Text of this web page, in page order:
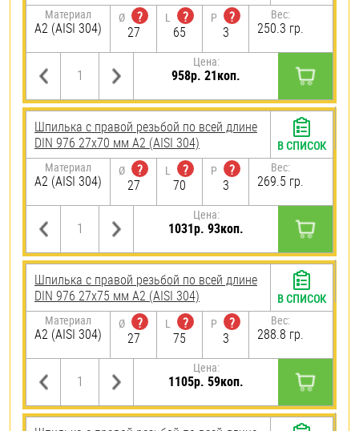
Материал
А2 (AISI 304)
Ø
?
27
L
?
65
P
?
3
Вес:
250.3 гр.
Цена:
958р. 21коп.
Шпилька с правой резьбой по всей длине
DIN 976 27х70 мм А2 (AISI 304)
Материал
А2 (AISI 304)
Ø
?
27
L
?
70
P
?
3
Вес:
269.5 гр.
Цена:
1031р. 93коп.
В СПИСОК
Шпилька с правой резьбой по всей длине
DIN 976 27х75 мм А2 (AISI 304)
Материал
А2 (AISI 304)
Ø
?
27
L
?
75
P
?
3
Вес:
288.8 гр.
Цена:
1105р. 59коп.
В СПИСОК